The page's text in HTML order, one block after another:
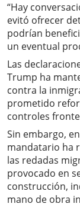
“Hay
evitó ofrecer
podrían
un eventual
Las
Trump ha
contra la
prometido
controles
Sin embargo,
mandatario ha
las redadas
provocado en
construcción,
mano de obra